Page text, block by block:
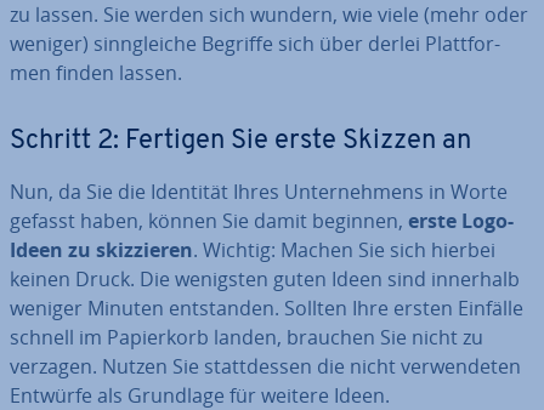
zu lassen. Sie werden sich wundern, wie viele (mehr oder
weniger) sinn­glei­che Begriffe sich über derlei Platt­for­
men finden lassen.
Schritt 2: Fertigen Sie erste Skizzen an
Nun, da Sie die Identität Ihres Un­ter­neh­mens in Worte
gefasst haben, können Sie damit beginnen, erste Logo-
Ideen zu skiz­zie­ren. Wichtig: Machen Sie sich hierbei
keinen Druck. Die wenigsten guten Ideen sind innerhalb
weniger Minuten ent­stan­den. Sollten Ihre ersten Einfälle
schnell im Pa­pier­korb landen, brauchen Sie nicht zu
verzagen. Nutzen Sie statt­des­sen die nicht ver­wen­de­ten
Entwürfe als Grundlage für weitere Ideen.